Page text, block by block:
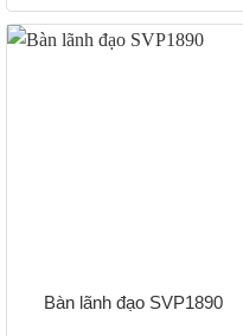
Bàn lãnh đạo SVP1890